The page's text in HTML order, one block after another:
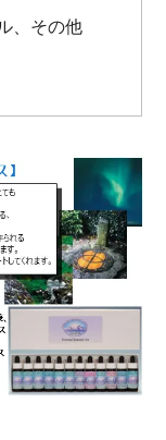
、その他